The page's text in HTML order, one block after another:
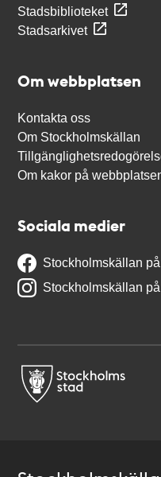
Stadsbiblioteket
Stadsarkivet
Om webbplatsen
Kontakta oss
Om Stockholmskällan
Om kakor på
Sociala medier
Stockholmskällan
Stockholmskällan